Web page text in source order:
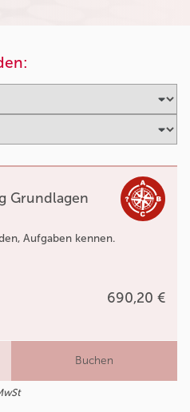
Grundlagen
Aufgaben kennen.
690,20 €
Buchen